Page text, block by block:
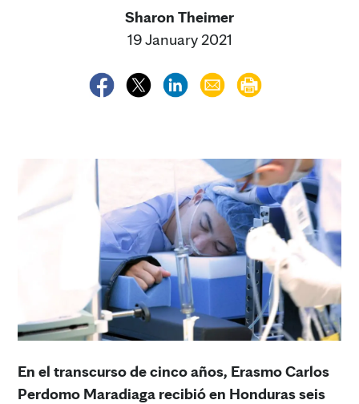
Sharon Theimer
19 January 2021
En el transcurso de cinco años, Erasmo Carlos
Perdomo Maradiaga recibió en Honduras seis